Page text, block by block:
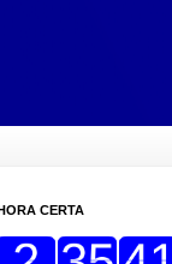
CERTA